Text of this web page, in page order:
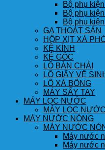
Bộ phụ
Bộ phụ
Bộ phụ
GA THOÁT SÀN
HỘP XỊT XÀ
KỆ KÍNH
KỆ GÓC
LÔ BÀN CHẢI
LÔ GIẤY VỆ
LÔ XÀ BÔNG
MÁY SẤY TAY
MÁY LỌC NƯỚC
MÁY LỌC
MÁY NƯỚC NÓNG
MÁY NƯỚC
Máy nước
Máy nước